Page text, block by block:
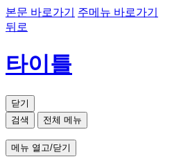
본문 바로가기
주메뉴 바로가기
뒤로
타이틀
닫기
검색
전체 메뉴
메뉴 열고/닫기